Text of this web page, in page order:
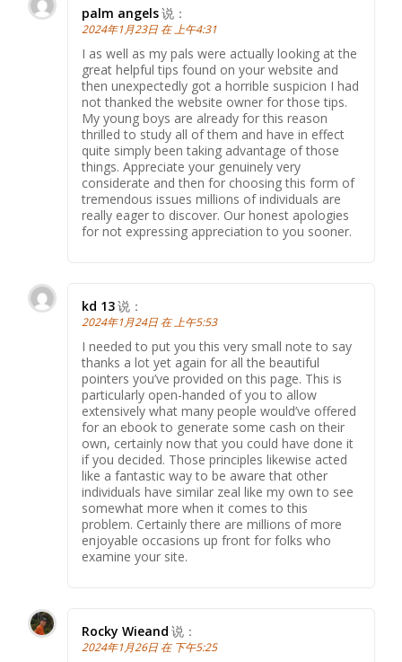
palm angels说：
2024年1月23日 在 上午4:31
I as well as my pals were actually looking at the
great helpful tips found on your website and
then unexpectedly got a horrible suspicion I had
not thanked the website owner for those tips.
My young boys are already for this reason
thrilled to study all of them and have in effect
quite simply been taking advantage of those
things. Appreciate your genuinely very
considerate and then for choosing this form of
tremendous issues millions of individuals are
really eager to discover. Our honest apologies
for not expressing appreciation to you sooner.
kd 13说：
2024年1月24日 在 上午5:53
I needed to put you this very small note to say
thanks a lot yet again for all the beautiful
pointers you’ve provided on this page. This is
particularly open-handed of you to allow
extensively what many people would’ve offered
for an ebook to generate some cash on their
own, certainly now that you could have done it
if you decided. Those principles likewise acted
like a fantastic way to be aware that other
individuals have similar zeal like my own to see
somewhat more when it comes to this
problem. Certainly there are millions of more
enjoyable occasions up front for folks who
examine your site.
Rocky Wieand 说：
2024年1月26日 在 下午5:25